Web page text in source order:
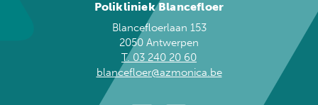
Polikliniek Blancefloer
Blancefloerlaan 153
2050 Antwerpen
T. 03 240 20 60
blancefloer@azmonica.be